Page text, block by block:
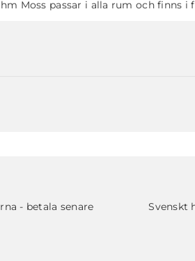
Moss passar i alla rum och finns i
- betala senare Svenskt